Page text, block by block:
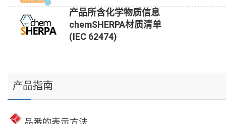
产品所含化学物质信息
chemSHERPA材质清单
(IEC 62474)
产品指南